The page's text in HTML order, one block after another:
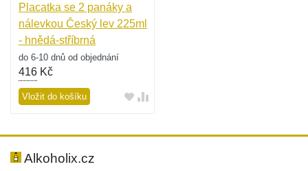
Placatka se 2 panáky a
nálevkou Český lev 225ml
- hnědá-stříbrná
do 6-10 dnů od objednání
416 Kč
Vložit do košíku
Alkoholix.cz